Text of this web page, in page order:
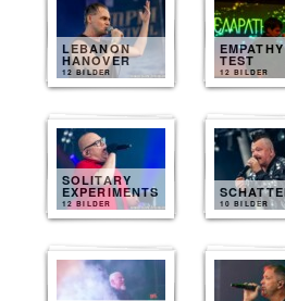
LEBANON
HANOVER
12 BILDER
EMPATHY
TEST
12 BILDER
SOLITARY
EXPERIMENTS
12 BILDER 10 BILDER